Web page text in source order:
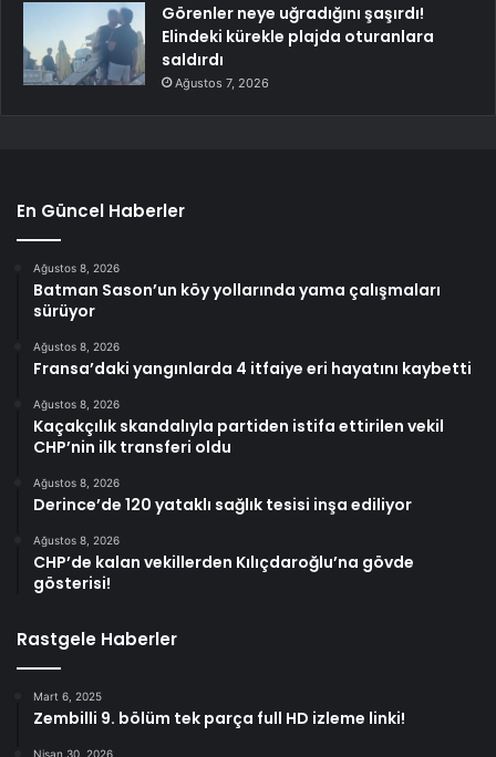
Görenler neye uğradığını şaşırdı!
Elindeki kürekle plajda oturanlara
saldırdı
Ağustos 7, 2026
En Güncel Haberler
Ağustos 8, 2026
Batman Sason’un köy yollarında yama çalışmaları
sürüyor
Ağustos 8, 2026
Fransa’daki yangınlarda 4 itfaiye eri hayatını kaybetti
Ağustos 8, 2026
Kaçakçılık skandalıyla partiden istifa ettirilen vekil
CHP’nin ilk transferi oldu
Ağustos 8, 2026
Derince’de 120 yataklı sağlık tesisi inşa ediliyor
Ağustos 8, 2026
CHP’de kalan vekillerden Kılıçdaroğlu’na gövde
gösterisi!
Rastgele Haberler
Mart 6, 2025
Zembilli 9. bölüm tek parça full HD izleme linki!
Nisan 30, 2026